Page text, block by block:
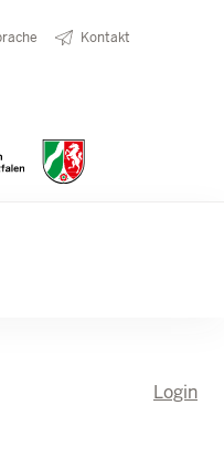
Kontakt
navigation
Login